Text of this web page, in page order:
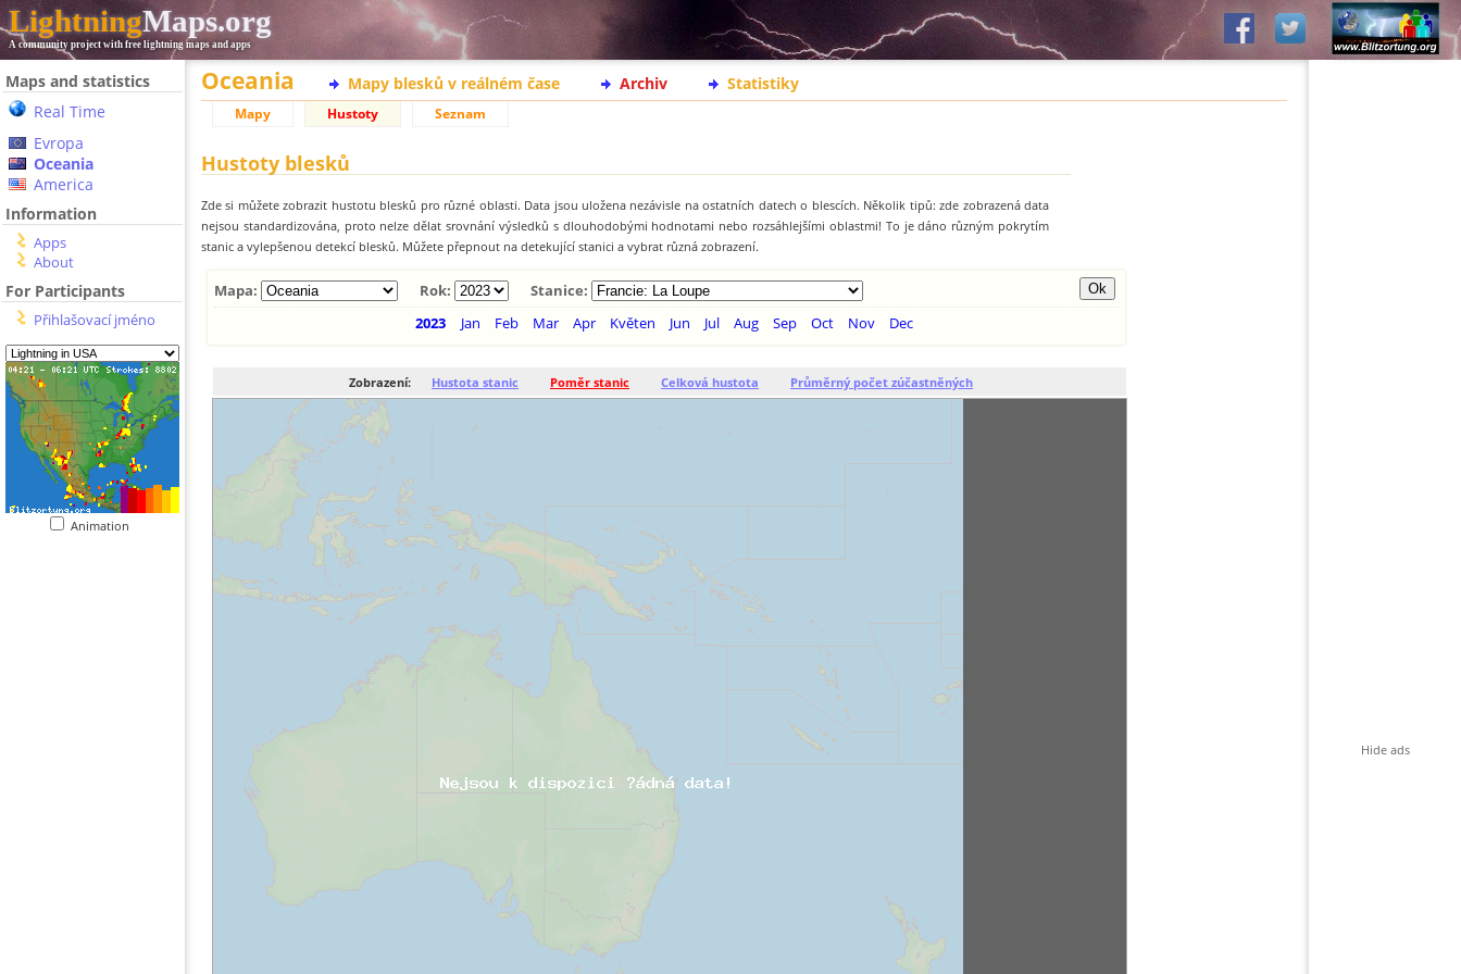
LightningMaps.org
A community project with free lightning maps and apps
Maps and statistics
Real Time
Evropa
Oceania
America
Information
Apps
About
For Participants
Přihlašovací jméno
Animation
Oceania Mapy blesků v reálném čase Archiv Statistiky
Mapy Hustoty Seznam
Hustoty blesků
Zde si můžete zobrazit hustotu blesků pro různé oblasti. Data jsou uložena nezávisle na ostatních datech o blescích. Několik tipů: zde zobrazená data
nejsou standardizována, proto nelze dělat srovnání výsledků s dlouhodobými hodnotami nebo rozsáhlejšími oblastmi! To je dáno různým pokrytím
stanic a vylepšenou detekcí blesků. Můžete přepnout na detekující stanici a vybrat různá zobrazení.
Mapa: Rok:
Stanice:
2023
Jan Feb Mar Apr Květen Jun Jul Aug Sep Oct Nov Dec
Zobrazení: Hustota stanic Poměr stanic Celková hustota Průměrný počet zúčastněných
Hide ads